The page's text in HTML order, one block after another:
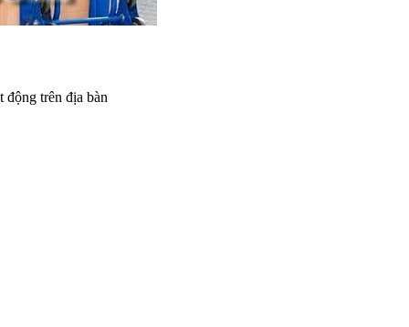
động trên địa bàn